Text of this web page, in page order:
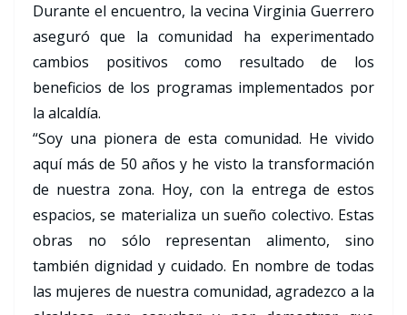
Durante el encuentro, la vecina Virginia Guerrero
aseguró que la comunidad ha experimentado
cambios positivos como resultado de los
beneficios de los programas implementados por
la alcaldía.
“Soy una pionera de esta comunidad. He vivido
aquí más de 50 años y he visto la transformación
de nuestra zona. Hoy, con la entrega de estos
espacios, se materializa un sueño colectivo. Estas
obras no sólo representan alimento, sino
también dignidad y cuidado. En nombre de todas
las mujeres de nuestra comunidad, agradezco a la